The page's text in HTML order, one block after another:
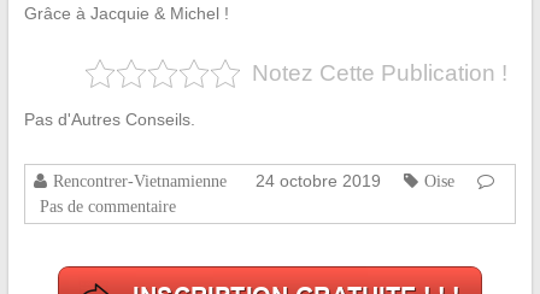
Grâce à Jacquie & Michel !
Notez Cette Publication !
Pas d'Autres Conseils.
Rencontrer-Vietnamienne 24 octobre 2019
Oise
Pas de commentaire